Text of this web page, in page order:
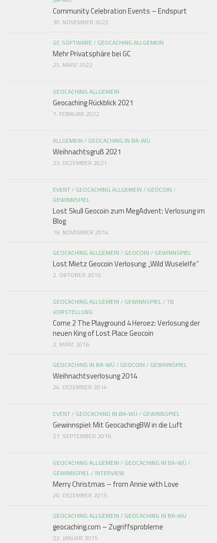
Community Celebration Events – Endspurt
30. NOVEMBER 2022
GC SOFTWARE / GEOCACHING ALLGEMEIN
Mehr Privatsphäre bei GC
25. MÄRZ 2022
GEOCACHING ALLGEMEIN
Geocaching Rückblick 2021
7. FEBRUAR 2022
ALLGEMEIN / GEOCACHING IN BA-WÜ
Weihnachtsgruß 2021
23. DEZEMBER 2021
EVENT/ GEOCACHING ALLGEMEIN / GEOCOIN /
GEWINNSPIEL
Lost Skull Geocoin zum MegAdvent: Verlosung im
Blog
19. NOVEMBER 2014
GEOCACHING ALLGEMEIN / GEOCOIN / GEWINNSPIEL
Lost Mietz Geocoin Verlosung: „Wild Wuselelfe“
2. OKTOBER 2016
GEOCACHING ALLGEMEIN / GEWINNSPIEL/TB
VORSTELLUNG
Come 2 The Playground 4 Heroez: Verlosung der
neuen King of Lost Place Geocoin
2. MÄRZ 2016
GEOCACHING IN BA-WÜ / GEOCOIN / GEWINNSPIEL
Weihnachtsverlosung 2014
24. DEZEMBER 2014
EVENT/ GEOCACHING IN BA-WÜ / GEWINNSPIEL
Gewinnspiel: Mit GeocachingBW in die Luft
21. SEPTEMBER 2016
GEOCACHING ALLGEMEIN / GEOCACHING IN BA-WÜ /
GEWINNSPIEL/ INTERVIEW
Merry Christmas – from Annie with Love
20. DEZEMBER 2015
GEOCACHING ALLGEMEIN / GEOCACHING IN BA-WÜ
geocaching.com – Zugriffsprobleme
22. JANUAR 2015